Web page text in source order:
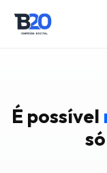
É possível